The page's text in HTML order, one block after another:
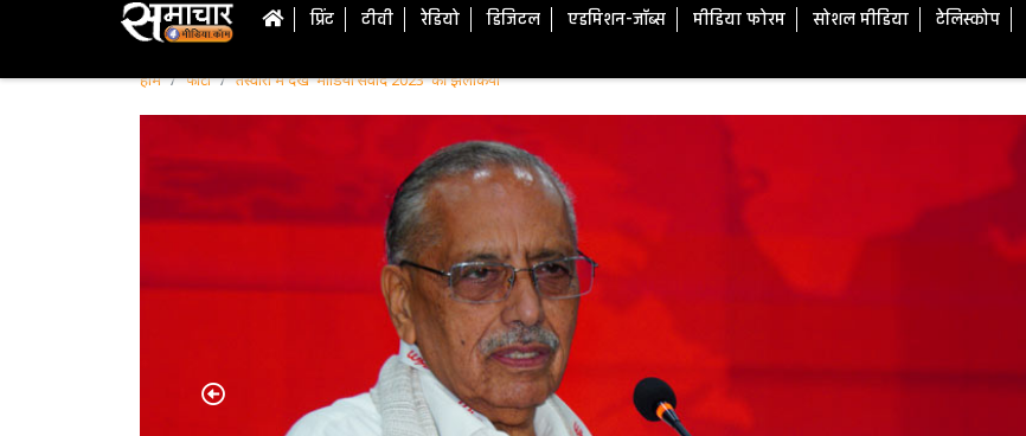
प्रिंट टीवी रेडियो डिजिटल एडमिशन-जॉब्स मीडिया फोरम सोशल मीडिया टेलिस्कोप
होम फोटो तस्वीरों में देखें 'मीडिया संवाद 2023' की झलकियां
Previous